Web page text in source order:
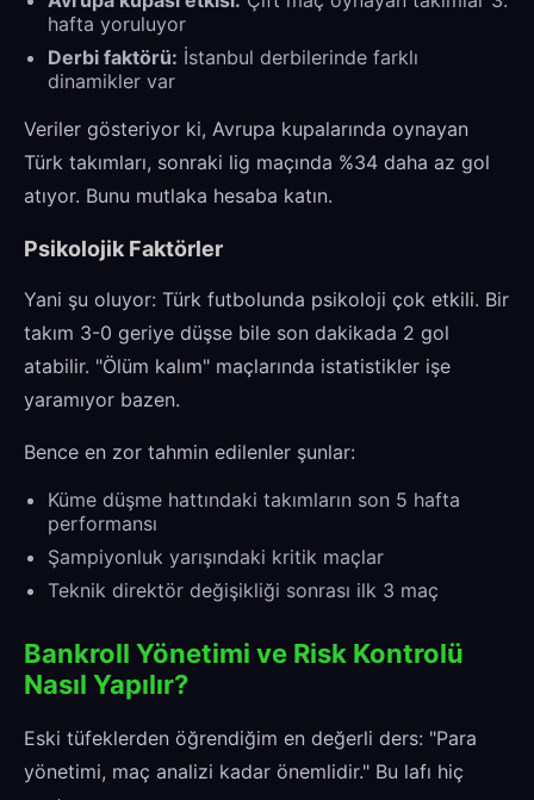
hafta yoruluyor
Derbi faktörü: İstanbul derbilerinde farklı
dinamikler var
Veriler gösteriyor ki, Avrupa kupalarında oynayan
Türk takımları, sonraki lig maçında %34 daha az gol
atıyor. Bunu mutlaka hesaba katın.
Psikolojik Faktörler
Yani şu oluyor: Türk futbolunda psikoloji çok etkili. Bir
takım 3-0 geriye düşse bile son dakikada 2 gol
atabilir. "Ölüm kalım" maçlarında istatistikler işe
yaramıyor bazen.
Bence en zor tahmin edilenler şunlar:
Küme düşme hattındaki takımların son 5 hafta
performansı
Şampiyonluk yarışındaki kritik maçlar
Teknik direktör değişikliği sonrası ilk 3 maç
Bankroll Yönetimi ve Risk Kontrolü
Nasıl Yapılır?
Eski tüfeklerden öğrendiğim en değerli ders: "Para
yönetimi, maç analizi kadar önemlidir." Bu lafı hiç